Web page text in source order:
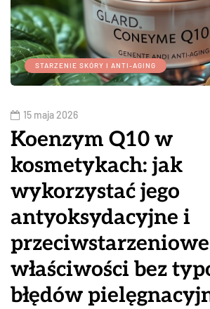
STARZENIE SKÓRY I ANTI-AGING
15 maja 2026
Koenzym Q10 w
kosmetykach: jak
wykorzystać jego
antyoksydacyjne i
przeciwstarzeniowe
właściwości bez
błędów